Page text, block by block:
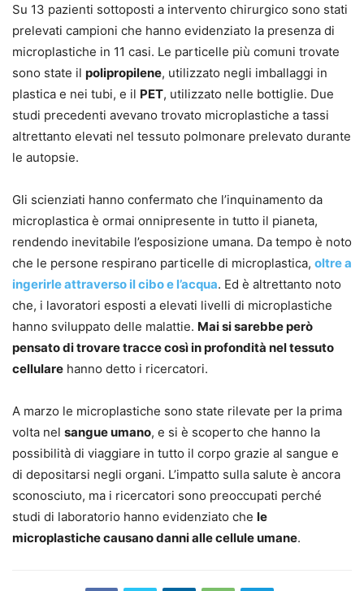
Su 13 pazienti sottoposti a intervento chirurgico sono stati
prelevati campioni che hanno evidenziato la presenza di
microplastiche in 11 casi. Le particelle più comuni trovate
sono state il polipropilene, utilizzato negli imballaggi in
plastica e nei tubi, e il PET, utilizzato nelle bottiglie. Due
studi precedenti avevano trovato microplastiche a tassi
altrettanto elevati nel tessuto polmonare prelevato durante
le autopsie.
Gli scienziati hanno confermato che l’inquinamento da
microplastica è ormai onnipresente in tutto il pianeta,
rendendo inevitabile l’esposizione umana. Da tempo è noto
che le persone respirano particelle di microplastica, oltre a
ingerirle attraverso il cibo e l’acqua. Ed è altrettanto noto
che, i lavoratori esposti a elevati livelli di microplastiche
hanno sviluppato delle malattie. Mai si sarebbe però
pensato di trovare tracce così in profondità nel tessuto
cellulare hanno detto i ricercatori.
A marzo le microplastiche sono state rilevate per la prima
volta nel sangue umano, e si è scoperto che hanno la
possibilità di viaggiare in tutto il corpo grazie al sangue e
di depositarsi negli organi. L’impatto sulla salute è ancora
sconosciuto, ma i ricercatori sono preoccupati perché
studi di laboratorio hanno evidenziato che le
microplastiche causano danni alle cellule umane.